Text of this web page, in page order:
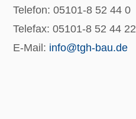
Telefon: 05101-8 52 44 0
Telefax: 05101-8 52 44 22
E-Mail: info@tgh-bau.de